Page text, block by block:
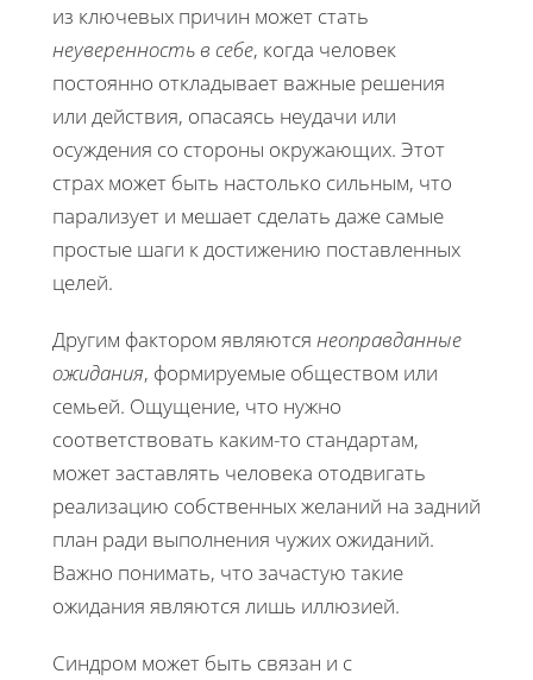
из ключевых причин может стать
неуверенность в себе, когда человек
постоянно откладывает важные решения
или действия, опасаясь неудачи или
осуждения со стороны окружающих. Этот
страх может быть настолько сильным, что
парализует и мешает сделать даже самые
простые шаги к достижению поставленных
целей.
Другим фактором являются неоправданные
ожидания, формируемые обществом или
семьей. Ощущение, что нужно
соответствовать каким-то стандартам,
может заставлять человека отодвигать
реализацию собственных желаний на задний
план ради выполнения чужих ожиданий.
Важно понимать, что зачастую такие
ожидания являются лишь иллюзией.
Синдром может быть связан и с